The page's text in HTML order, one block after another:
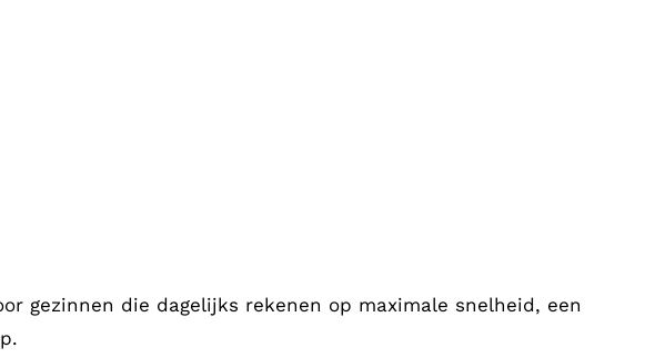
gezinnen die dagelijks rekenen op maximale snelheid, een